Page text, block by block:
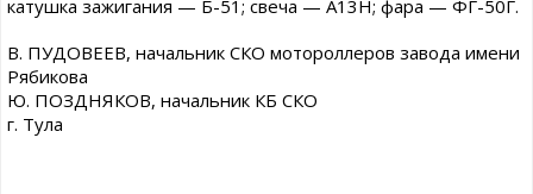
катушка зажигания — Б-51; свеча — А13Н; фара — ФГ-50Г.
В. ПУДОВЕЕВ, начальник СКО мотороллеров завода имени
Рябикова
Ю. ПОЗДНЯКОВ, начальник КБ СКО
г. Тула